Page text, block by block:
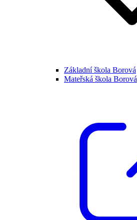
Základní škola Borová
Mateřská škola Borová